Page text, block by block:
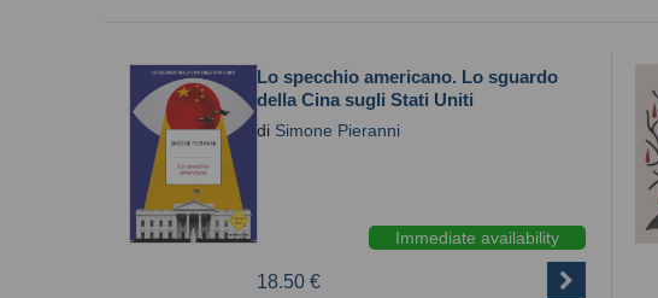
Lo specchio americano. Lo sguardo
della Cina sugli Stati Uniti
di Simone Pieranni
Immediate availability
18.50 €